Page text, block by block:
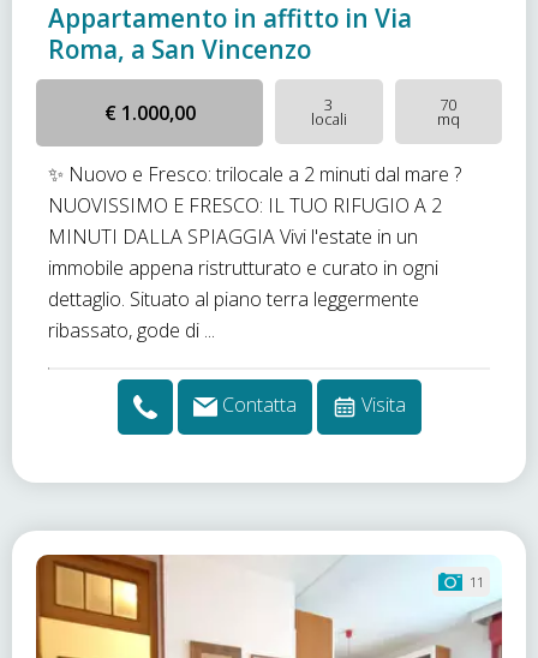
Appartamento in affitto in Via
Roma, a San Vincenzo
€ 1.000,00 3
locali
70
mq
✨ Nuovo e Fresco: trilocale a 2 minuti dal mare ?
NUOVISSIMO E FRESCO: IL TUO RIFUGIO A 2
MINUTI DALLA SPIAGGIA Vivi l'estate in un
immobile appena ristrutturato e curato in ogni
dettaglio. Situato al piano terra leggermente
ribassato, gode di ...
Contatta Visita
11